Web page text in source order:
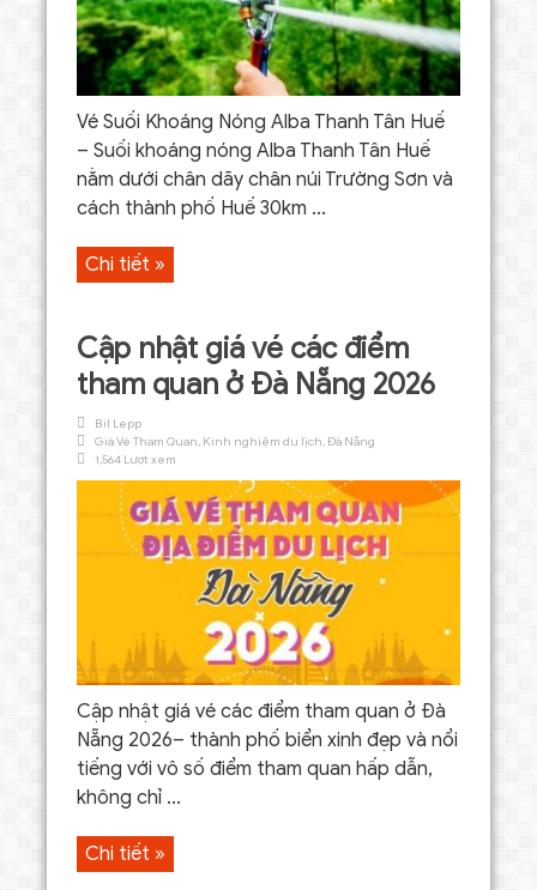
Vé Suối Khoáng Nóng Alba Thanh Tân Huế
– Suối khoáng nóng Alba Thanh Tân Huế
nằm dưới chân dãy chân núi Trường Sơn và
cách thành phố Huế 30km ...
Chi tiết »
Cập nhật giá vé các điểm
tham quan ở Đà Nẵng 2026
Bil Lepp
Giá Vé Tham Quan, Kinh nghiệm du lịch,Đà Nẵng
1,564 Lượt xem
Cập nhật giá vé các điểm tham quan ở Đà
Nẵng 2026– thành phố biển xinh đẹp và nổi
tiếng với vô số điểm tham quan hấp dẫn,
không chỉ ...
Chi tiết »